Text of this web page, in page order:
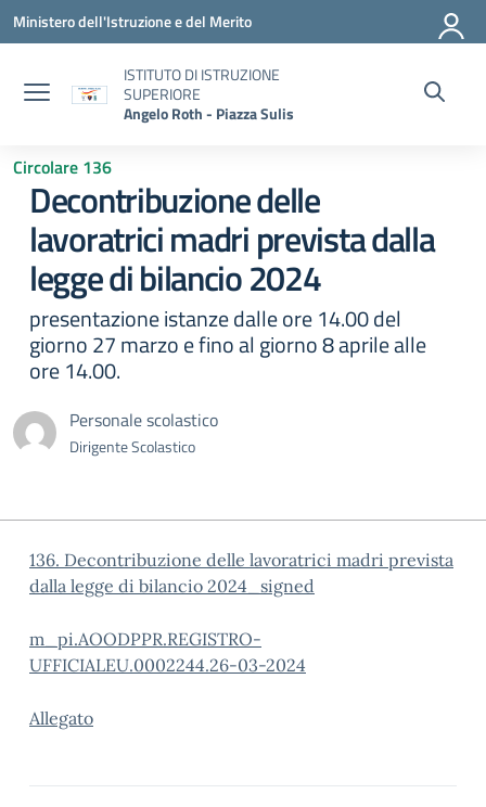
Vai ai contenuti
Vai al menu di navigazione
Vai al footer
Ministero dell'Istruzione e del Merito
ISTITUTO DI ISTRUZIONE
SUPERIORE
Angelo Roth - Piazza Sulis
Circolare 136
Decontribuzione delle
lavoratrici madri prevista dalla
legge di bilancio 2024
presentazione istanze dalle ore 14.00 del
giorno 27 marzo e fino al giorno 8 aprile alle
ore 14.00.
Personale scolastico
Dirigente Scolastico
136. Decontribuzione delle lavoratrici madri prevista
dalla legge di bilancio 2024_signed
m_pi.AOODPPR.REGISTRO-
UFFICIALEU.0002244.26-03-2024
Allegato